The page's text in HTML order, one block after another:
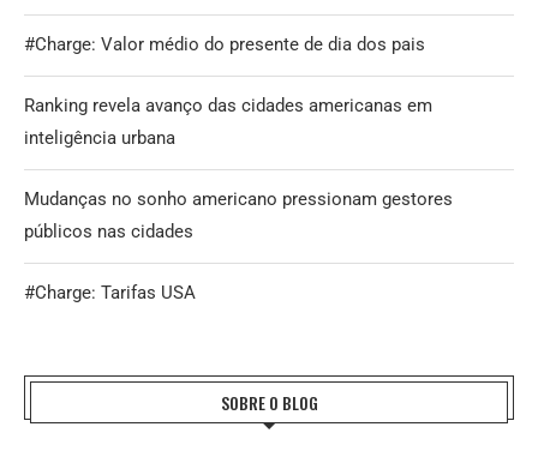
#Charge: Valor médio do presente de dia dos pais
Ranking revela avanço das cidades americanas em
inteligência urbana
Mudanças no sonho americano pressionam gestores
públicos nas cidades
#Charge: Tarifas USA
SOBRE O BLOG